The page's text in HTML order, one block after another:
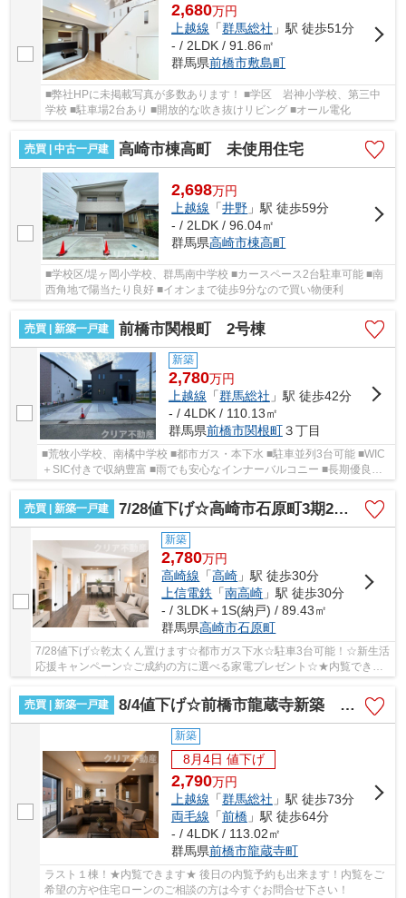
2,680万円
上越線 「群馬総社 」駅 徒歩51分
- / 2LDK / 91.86㎡
群馬県前橋市敷島町
■弊社HPに未掲載写真が多数あります！ ■学区 岩神小学校、第三中
学校 ■駐車場2台あり ■開放的な吹き抜けリビング ■オール電化
売買 | 中古一戸建 高崎市棟高町 未使用住宅
2,698万円
上越線 「井野 」駅 徒歩59分
- / 2LDK / 96.04㎡
群馬県高崎市棟高町
■学校区/堤ヶ岡小学校、群馬南中学校 ■カースペース2台駐車可能 ■南
西角地で陽当たり良好 ■イオンまで徒歩9分なので買い物便利
売買 | 新築一戸建 前橋市関根町 2号棟
新築
2,780万円
上越線 「群馬総社 」駅 徒歩42分
- / 4LDK / 110.13㎡
群馬県前橋市関根町３丁目
■荒牧小学校、南橘中学校 ■都市ガス・本下水 ■駐車並列3台可能 ■WIC
＋SIC付きで収納豊富 ■雨でも安心なインナーバルコニー ■長期優良認
定住宅
売買 | 新築一戸建
7/28値下げ☆高崎市石原町3期2号棟 平屋＋ファミクロ
新築
2,780万円
高崎線 「高崎 」駅 徒歩30分
上信電鉄 「南高崎 」駅 徒歩30分
- / 3LDK＋1S(納戸) / 89.43㎡
群馬県高崎市石原町
7/28値下げ☆乾太くん置けます☆都市ガス下水☆駐車3台可能！☆新生活
応援キャンペーン☆ご成約の方に選べる家電プレゼント☆★内覧できま
す★本日、お客様のご都合に合わせて内覧できます。18...
売買 | 新築一戸建
8/4値下げ☆前橋市龍蔵寺新築 全室南向き・オール電化
新築
8月4日 値下げ
2,790万円
上越線 「群馬総社 」駅 徒歩73分
両毛線 「前橋」駅 徒歩64分
- / 4LDK / 113.02㎡
群馬県前橋市龍蔵寺町
ラスト１棟！★内覧できます★ 後日の内覧予約も出来ます！内覧をご
希望の方や住宅ローンのご相談の方は今すぐお問合せ下さい！